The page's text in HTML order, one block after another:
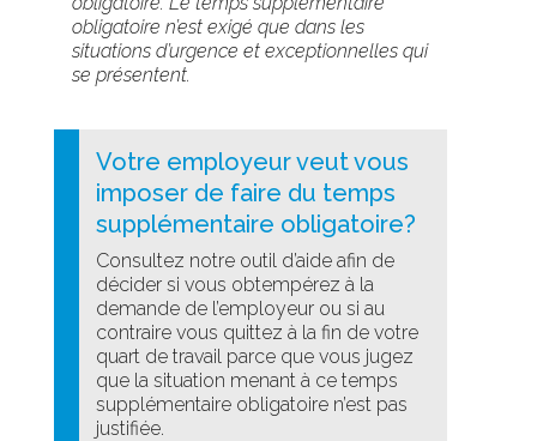
obligatoire n’est exigé que dans les
situations d’urgence et exceptionnelles qui
se présentent.
Votre employeur veut vous
imposer de faire du temps
supplémentaire obligatoire?
Consultez notre outil d’aide afin de
décider si vous obtempérez à la
demande de l’employeur ou si au
contraire vous quittez à la fin de votre
quart de travail parce que vous jugez
que la situation menant à ce temps
supplémentaire obligatoire n’est pas
justifiée.